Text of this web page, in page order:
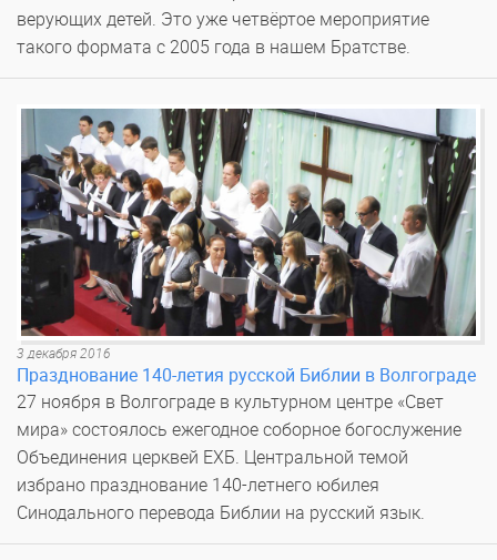
верующих детей. Это уже четвёртое мероприятие
такого формата с 2005 года в нашем Братстве.
3 декабря 2016
Празднование 140-летия русской Библии в Волгограде
27 ноября в Волгограде в культурном центре «Свет
мира» состоялось ежегодное соборное богослужение
Объединения церквей ЕХБ. Центральной темой
избрано празднование 140-летнего юбилея
Синодального перевода Библии на русский язык.